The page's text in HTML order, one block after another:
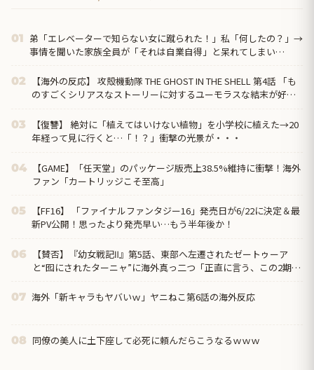
01 弟「エレベーターで知らない女に蹴られた！」私「何したの？」→
事情を聞いた家族全員が「それは自業自得」と呆れてしまい…
02
【海外の反応】 攻殻機動隊 THE GHOST IN THE SHELL 第4話 「も
のすごくシリアスなストーリーに対するユーモラスな結末が好
03
【復讐】 絶対に「植えてはいけない植物」を小学校に植えた→20
年経って見に行くと…「！？」衝撃の光景が・・・
04
【GAME】「任天堂」のパッケージ版売上38.5%維持に衝撃！海外
ファン「カートリッジこそ至高」
05
【FF16】 「ファイナルファンタジー16」発売日が6/22に決定＆最
新PV公開！思ったより発売早い…もう半年後か！
06
【賛否】『幼女戦記Ⅱ』第5話、東部へ左遷されたゼートゥーア
と“囮にされたターニャ”に海外真っ二つ「正直に言う、この2期は
07 海外「新キャラもヤバいｗ」ヤニねこ第6話の海外反応
08 同僚の美人に土下座して必死に頼んだらこうなるｗｗｗ